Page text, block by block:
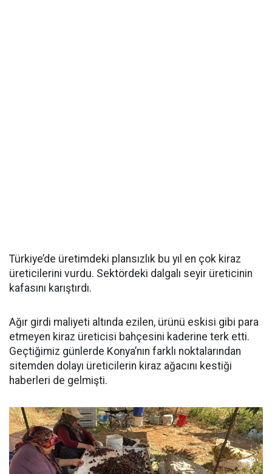
Türkiye’de üretimdeki plansızlık bu yıl en çok kiraz
üreticilerini vurdu. Sektördeki dalgalı seyir üreticinin
kafasını karıştırdı.
Ağır girdi maliyeti altında ezilen, ürünü eskisi gibi para
etmeyen kiraz üreticisi bahçesini kaderine terk etti.
Geçtiğimiz günlerde Konya’nın farklı noktalarından
sitemden dolayı üreticilerin kiraz ağacını kestiği
haberleri de gelmişti.